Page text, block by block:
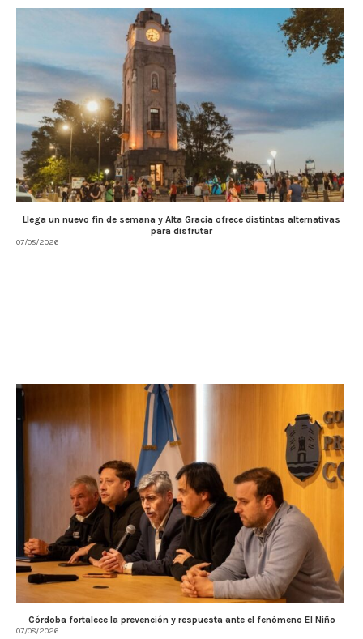
Llega un nuevo fin de semana y Alta Gracia ofrece distintas alternativas
para disfrutar
07/08/2026
Córdoba fortalece la prevención y respuesta ante el fenómeno El Niño
07/08/2026